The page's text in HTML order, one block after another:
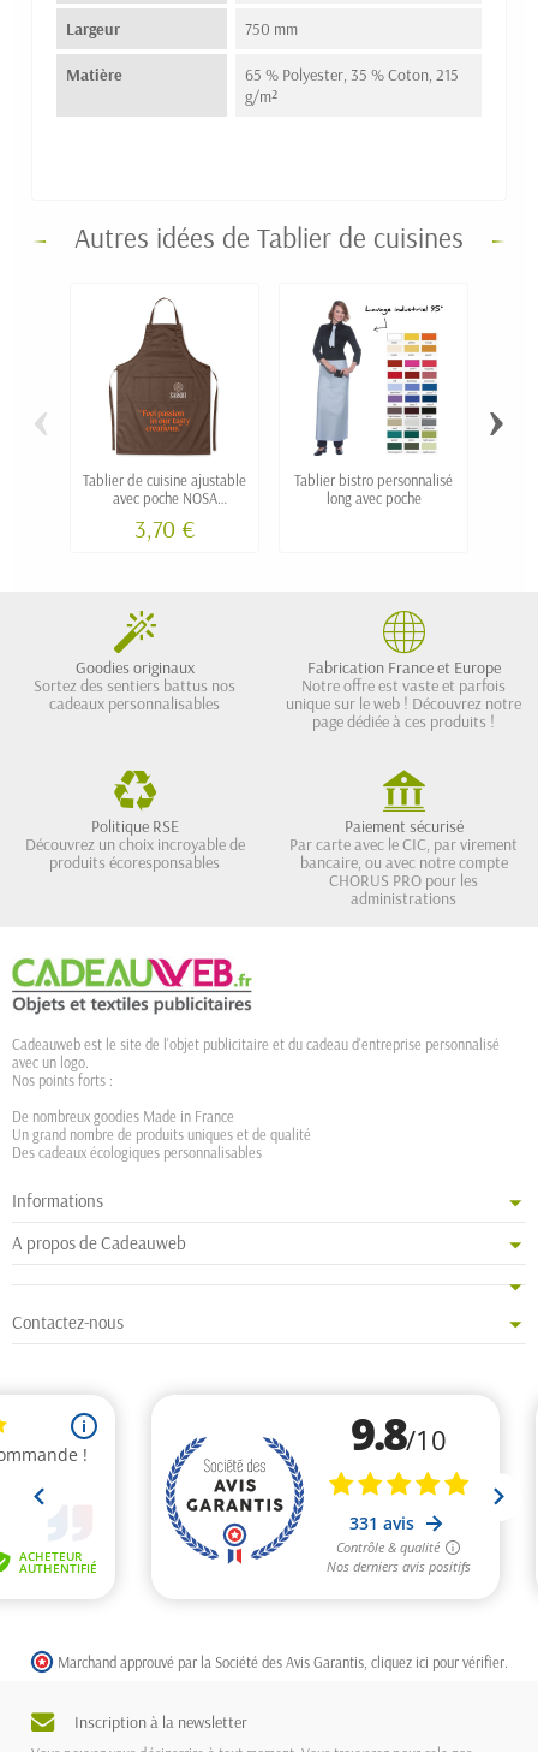
Largeur 750 mm
Matière
65 % Polyester, 35 % Coton, 215
g/m²
Autres idées de Tablier de cuisines
Tablier de cuisine ajustable
avec poche NOSA
3,70 €
Tablier bistro personnalisé
long avec poche
‹ ›
Goodies originaux
Sortez des sentiers battus nos
cadeaux personnalisables
Fabrication France et Europe
Notre offre est vaste et parfois
unique sur le web ! Découvrez notre
page dédiée à ces produits !
Politique RSE
Découvrez un choix incroyable de
produits écoresponsables
Paiement sécurisé
Par carte avec le CIC, par virement
bancaire, ou avec notre compte
CHORUS PRO pour les
administrations
Cadeauweb est le site de l'objet publicitaire et du cadeau d'entreprise personnalisé
avec un logo.
Nos points forts :
De nombreux goodies Made in France
Un grand nombre de produits uniques et de qualité
Des cadeaux écologiques personnalisables
Informations
A propos de Cadeauweb
Contactez-nous
Marchand approuvé par la Société des Avis Garantis, cliquez ici pour vérifier
Inscription à la newsletter